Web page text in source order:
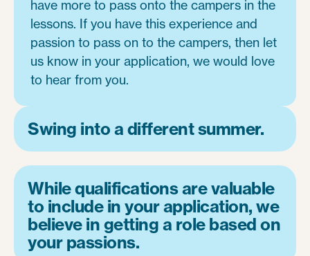
have more to pass onto the campers in the
lessons. If you have this experience and
passion to pass on to the campers, then let
us know in your application, we would love
to hear from you.
Swing into a different summer.
While qualifications are valuable
to include in your application, we
believe in getting a role based on
your passions.